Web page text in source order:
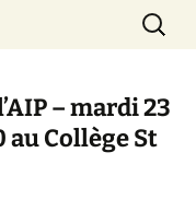
Parents
service des
Dolent-Arago-
– mardi 23
au Collège St